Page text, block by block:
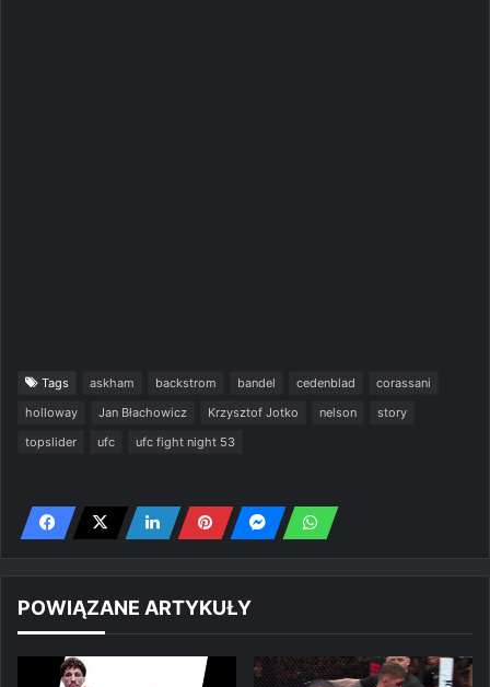
Tags askham backstrom bandel cedenblad
corassani
holloway
Jan Błachowicz Krzysztof Jotko nelson
story
topslider
ufc ufc fight night 53
POWIĄZANE ARTYKUŁY